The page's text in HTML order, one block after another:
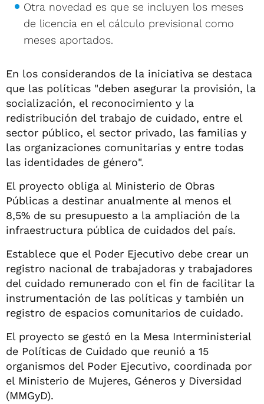
Otra novedad es que se incluyen los meses
de licencia en el cálculo previsional como
meses aportados.
En los considerandos de la iniciativa se destaca
que las políticas "deben asegurar la provisión, la
socialización, el reconocimiento y la
redistribución del trabajo de cuidado, entre el
sector público, el sector privado, las familias y
las organizaciones comunitarias y entre todas
las identidades de género".
El proyecto obliga al Ministerio de Obras
Públicas a destinar anualmente al menos el
8,5% de su presupuesto a la ampliación de la
infraestructura pública de cuidados del país.
Establece que el Poder Ejecutivo debe crear un
registro nacional de trabajadoras y trabajadores
del cuidado remunerado con el fin de facilitar la
instrumentación de las políticas y también un
registro de espacios comunitarios de cuidado.
El proyecto se gestó en la Mesa Interministerial
de Políticas de Cuidado que reunió a 15
organismos del Poder Ejecutivo, coordinada por
el Ministerio de Mujeres, Géneros y Diversidad
(MMGyD).